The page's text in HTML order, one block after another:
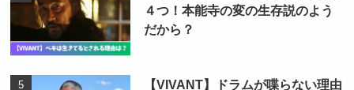
４つ！本能寺の変の生存説のよう
だから？
【VIVANT】ドラムが喋らない理由